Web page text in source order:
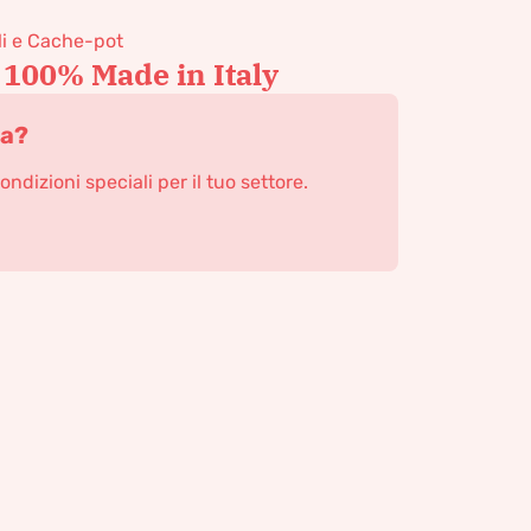
e Cache-pot
Made in Italy
speciali per il tuo settore.